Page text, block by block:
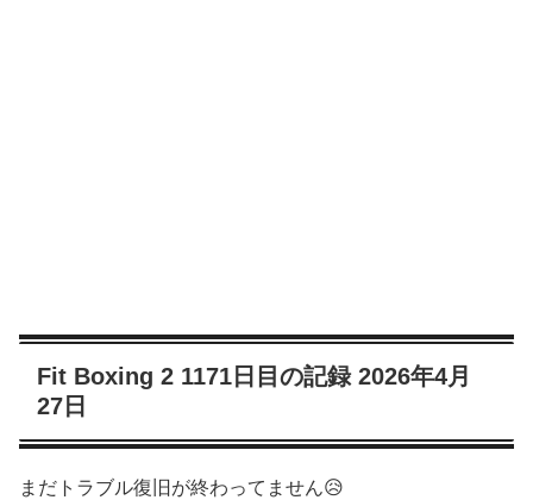
Fit Boxing 2 1171日目の記録 2026年4月
27日
まだトラブル復旧が終わってません😥